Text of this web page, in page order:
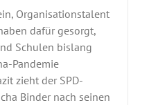
Organisationstalent
dafür gesorgt,
Schulen bislang
Pandemie
zieht der SPD-
Binder nach seinen